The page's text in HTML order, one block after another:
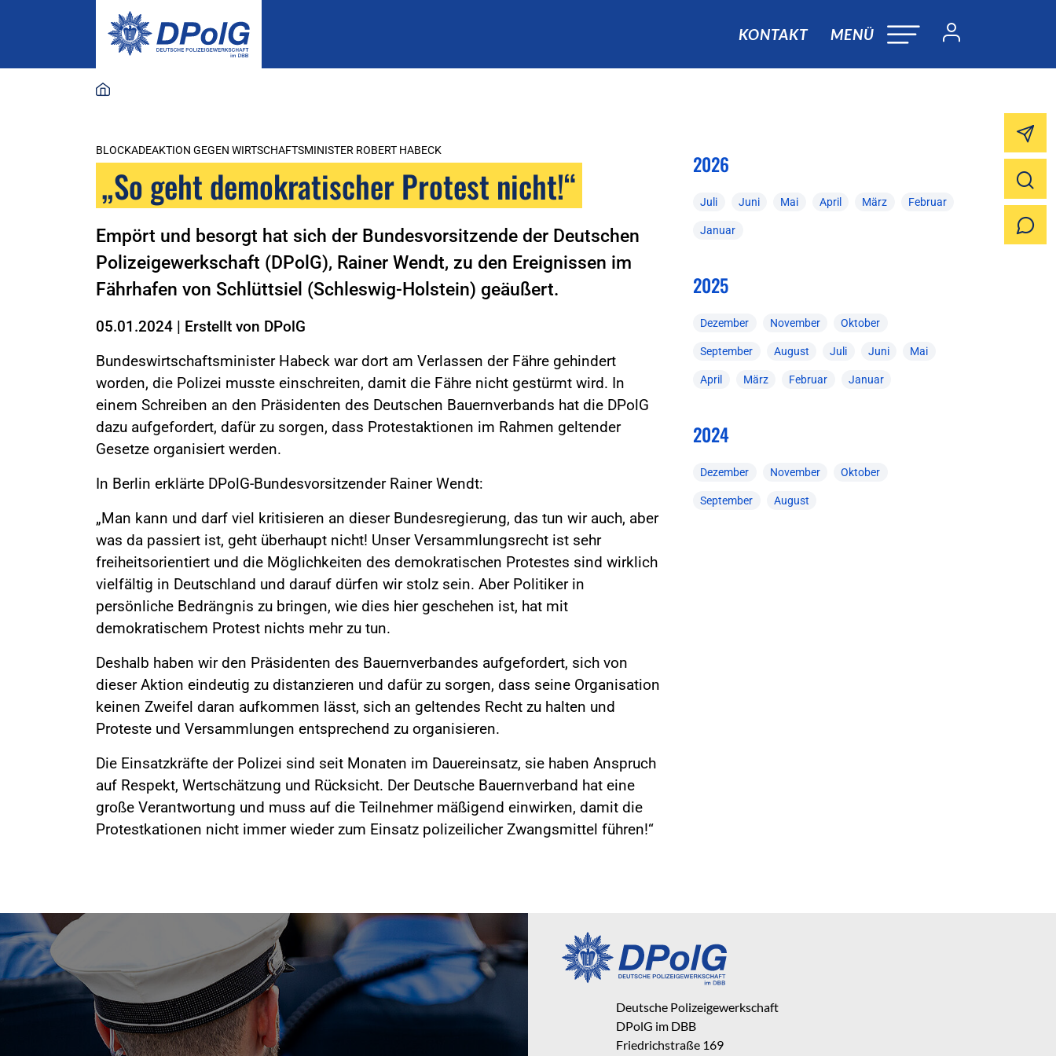
KONTAKT MENÜ
BLOCKADEAKTION GEGEN WIRTSCHAFTSMINISTER ROBERT HABECK
„So geht demokratischer Protest nicht!“
Empört und besorgt hat sich der Bundesvorsitzende der Deutschen
Polizeigewerkschaft (DPolG), Rainer Wendt, zu den Ereignissen im
Fährhafen von Schlüttsiel (Schleswig-Holstein) geäußert.
05.01.2024 | Erstellt von DPolG
Bundeswirtschaftsminister Habeck war dort am Verlassen der Fähre gehindert
worden, die Polizei musste einschreiten, damit die Fähre nicht gestürmt wird. In
einem Schreiben an den Präsidenten des Deutschen Bauernverbands hat die DPolG
dazu aufgefordert, dafür zu sorgen, dass Protestaktionen im Rahmen geltender
Gesetze organisiert werden.
In Berlin erklärte DPolG-Bundesvorsitzender Rainer Wendt:
„Man kann und darf viel kritisieren an dieser Bundesregierung, das tun wir auch, aber
was da passiert ist, geht überhaupt nicht! Unser Versammlungsrecht ist sehr
freiheitsorientiert und die Möglichkeiten des demokratischen Protestes sind wirklich
vielfältig in Deutschland und darauf dürfen wir stolz sein. Aber Politiker in
persönliche Bedrängnis zu bringen, wie dies hier geschehen ist, hat mit
demokratischem Protest nichts mehr zu tun.
Deshalb haben wir den Präsidenten des Bauernverbandes aufgefordert, sich von
dieser Aktion eindeutig zu distanzieren und dafür zu sorgen, dass seine Organisation
keinen Zweifel daran aufkommen lässt, sich an geltendes Recht zu halten und
Proteste und Versammlungen entsprechend zu organisieren.
Die Einsatzkräfte der Polizei sind seit Monaten im Dauereinsatz, sie haben Anspruch
auf Respekt, Wertschätzung und Rücksicht. Der Deutsche Bauernverband hat eine
große Verantwortung und muss auf die Teilnehmer mäßigend einwirken, damit die
Protestkationen nicht immer wieder zum Einsatz polizeilicher Zwangsmittel führen!“
2026
Juli Juni Mai April März Februar
Januar
2025
Dezember November Oktober
September August Juli Juni Mai
April März Februar Januar
2024
Dezember November Oktober
September August
Deutsche Polizeigewerkschaft
DPolG im DBB
Friedrichstraße 169